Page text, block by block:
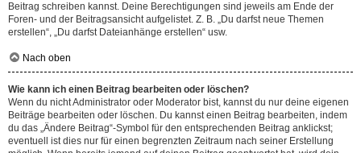
Beitrag schreiben kannst. Deine Berechtigungen sind jeweils am Ende der
Foren- und der Beitragsansicht aufgelistet. Z. B. „Du darfst neue Themen
erstellen“, „Du darfst Dateianhänge erstellen“ usw.
Nach oben
Wie kann ich einen Beitrag bearbeiten oder löschen?
Wenn du nicht Administrator oder Moderator bist, kannst du nur deine eigenen
Beiträge bearbeiten oder löschen. Du kannst einen Beitrag bearbeiten, indem
du das „Ändere Beitrag“-Symbol für den entsprechenden Beitrag anklickst;
eventuell ist dies nur für einen begrenzten Zeitraum nach seiner Erstellung